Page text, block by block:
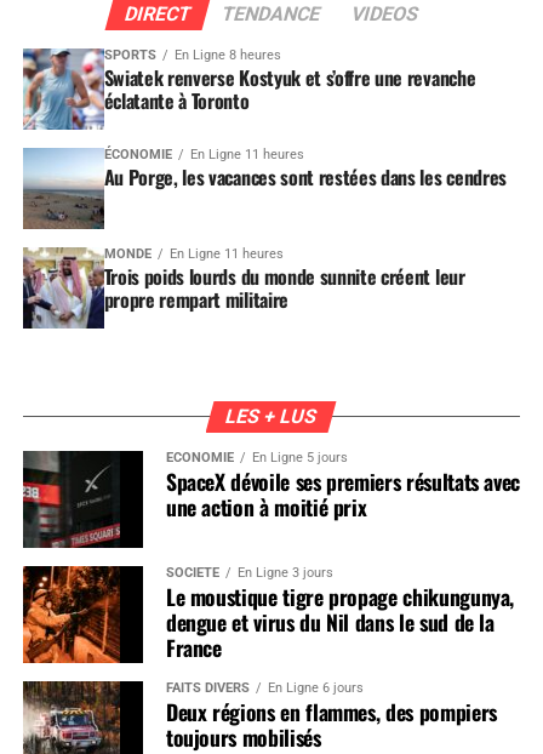
DIRECT TENDANCE VIDEOS
SPORTS En Ligne 8 heures
Swiatek renverse Kostyuk et s’offre une revanche
éclatante à Toronto
ÉCONOMIE En Ligne 11 heures
Au Porge, les vacances sont restées dans les cendres
MONDE En Ligne 11 heures
Trois poids lourds du monde sunnite créent leur
propre rempart militaire
LES + LUS
ÉCONOMIE En Ligne 5 jours
SpaceX dévoile ses premiers résultats avec
une action à moitié prix
SOCIÉTÉ En Ligne 3 jours
Le moustique tigre propage chikungunya,
dengue et virus du Nil dans le sud de la
France
FAITS DIVERS En Ligne 6 jours
Deux régions en flammes, des pompiers
toujours mobilisés